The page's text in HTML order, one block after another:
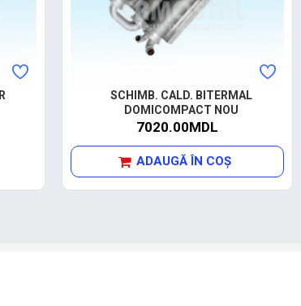
SCHIMB. CALD. BITERMAL
DOMICOMPACT NOU
7020.00MDL
ADAUGĂ ÎN COŞ